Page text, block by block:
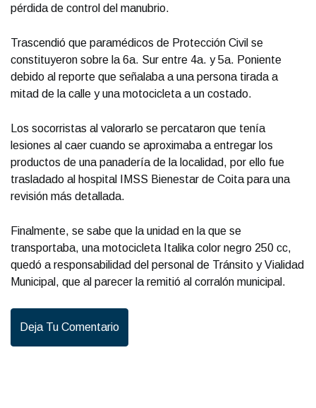
pérdida de control del manubrio.
Trascendió que paramédicos de Protección Civil se
constituyeron sobre la 6a. Sur entre 4a. y 5a. Poniente
debido al reporte que señalaba a una persona tirada a
mitad de la calle y una motocicleta a un costado.
Los socorristas al valorarlo se percataron que tenía
lesiones al caer cuando se aproximaba a entregar los
productos de una panadería de la localidad, por ello fue
trasladado al hospital IMSS Bienestar de Coita para una
revisión más detallada.
Finalmente, se sabe que la unidad en la que se
transportaba, una motocicleta Italika color negro 250 cc,
quedó a responsabilidad del personal de Tránsito y Vialidad
Municipal, que al parecer la remitió al corralón municipal.
Deja Tu Comentario